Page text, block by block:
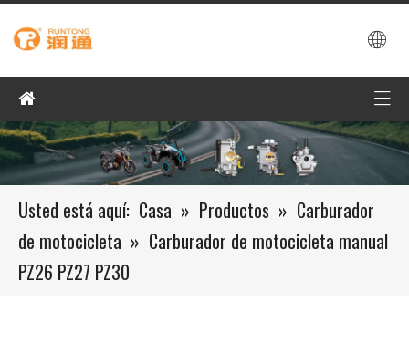
Usted está aquí: Casa » Productos » Carburador
de motocicleta » Carburador de motocicleta manual
PZ26 PZ27 PZ30